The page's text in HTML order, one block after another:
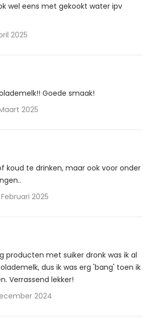
wel eens met gekookt water ipv
2025
Goede smaak!
2025
koud te drinken, maar ook voor onder
2025
producten met suiker dronk was ik al
dus ik was erg 'bang' toen ik
Verrassend lekker!
2024